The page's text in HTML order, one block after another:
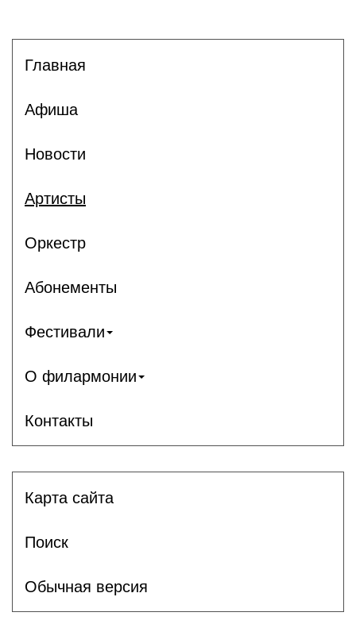
Главная
Афиша
Новости
Артисты
Оркестр
Абонементы
Фестивали
О филармонии
Контакты
Карта сайта
Поиск
Обычная версия